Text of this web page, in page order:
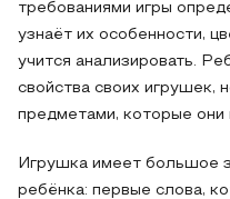
требованиями игры
узнаёт их особенности,
учится анализировать.
свойства своих игрушек,
предметами, которые они
Игрушка имеет большое
ребёнка: первые слова,